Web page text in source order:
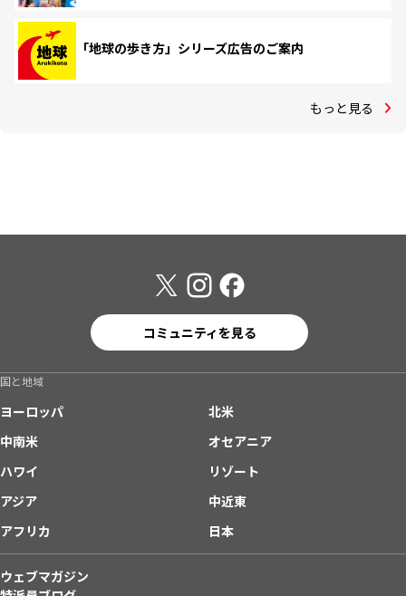
「地球の歩き方」シリーズ広告のご案内
もっと見る
コミュニティを見る
国と地域
ヨーロッパ
北米
中南米
オセアニア
ハワイ
リゾート
アジア
中近東
アフリカ
日本
ウェブマガジン